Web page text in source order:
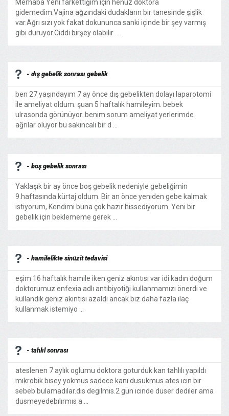
Merhaba Yeni farkettiğim için henüz doktora
gidemedim.Vajina ağzındaki dudakların bir tanesinde şişlik
var.Ağrı sızı yok fakat dokununca sanki içinde bir şey varmış
gibi duruyor.Ciddi birşey olabilir ...
- dış gebelik sonrası gebelik
ben 27 yaşındayım 7 ay önce dış gebelikten dolayı laparotomi
ile ameliyat oldum. şuan 5 haftalık hamileyim. bebek
ulrasonda görünüyor. benim sorum ameliyat yerlerimde
ağrılar oluyor bu sakıncalı bir d ...
- boş gebelik sonrası
Yaklaşık bir ay önce boş gebelik nedeniyle gebeliğimin
9.haftasında kürtaj oldum. Bir an önce yeniden gebe kalmak
istiyorum, Kendimi buna çok hazır hissediyorum. Yeni bir
gebelik için beklememe gerek ...
- hamilelikte sinüzit tedavisi
eşim 16 haftalık hamile iken geniz akıntısı var idi kadın doğum
doktorumuz enfexia adlı antibiyotiği kullanmamızı önerdi ve
kullandık geniz akıntısı azaldı ancak biz daha fazla ilaç
kullanmak istemiyo ...
- tahlıl sonrası
ateslenen 7 aylık oglumu doktora goturduk kan tahlılı yapıldı
mıkrobik bısey yokmus sadece kanı dusukmus.ates ıcın bır
sebeb bulamadılar.dıs degılmıs.2 gun ıcınde duser dedıler ama
dusmeyedebılırmıs a ...